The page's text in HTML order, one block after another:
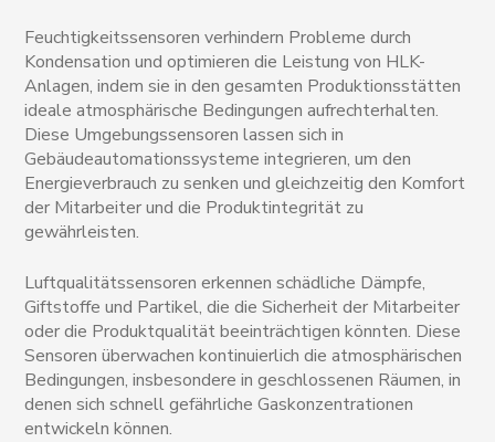
Feuchtigkeitssensoren verhindern Probleme durch
Kondensation und optimieren die Leistung von HLK-
Anlagen, indem sie in den gesamten Produktionsstätten
ideale atmosphärische Bedingungen aufrechterhalten.
Diese Umgebungssensoren lassen sich in
Gebäudeautomationssysteme integrieren, um den
Energieverbrauch zu senken und gleichzeitig den Komfort
der Mitarbeiter und die Produktintegrität zu
gewährleisten.
Luftqualitätssensoren erkennen schädliche Dämpfe,
Giftstoffe und Partikel, die die Sicherheit der Mitarbeiter
oder die Produktqualität beeinträchtigen könnten. Diese
Sensoren überwachen kontinuierlich die atmosphärischen
Bedingungen, insbesondere in geschlossenen Räumen, in
denen sich schnell gefährliche Gaskonzentrationen
entwickeln können.